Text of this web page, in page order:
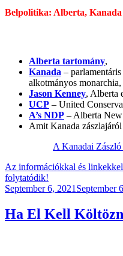
Belpolitika: Alberta, Kanada
Alberta tartomány,
Kanada –
alkotmányos monarchia,
Jason Kenney, Alberta
UCP – United
A’s NDP – Alberta
Amit Kanada
A Kanadai Zászló
Az információkkal és
folytatódik!
Posted
September 6, 2021 September
Ha El Kell